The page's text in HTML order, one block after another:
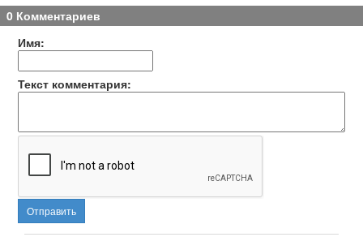
0 Комментариев
Имя:
Текст комментария:
Отправить